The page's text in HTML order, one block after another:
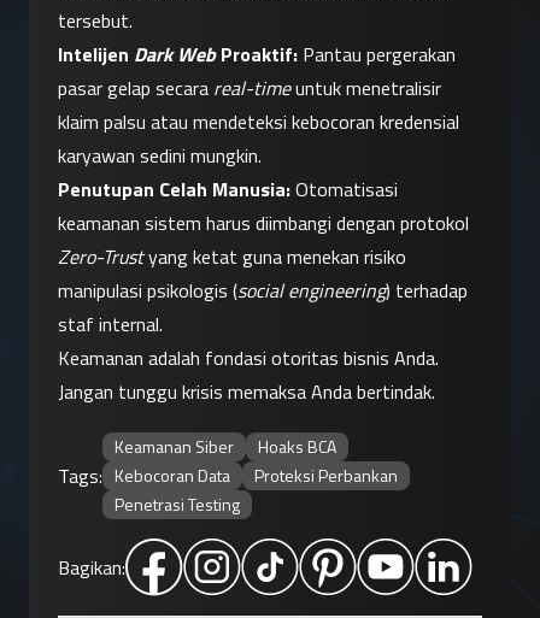
tersebut.
Intelijen Dark Web Proaktif: Pantau pergerakan
pasar gelap secara real-time untuk menetralisir
klaim palsu atau mendeteksi kebocoran kredensial
karyawan sedini mungkin.
Penutupan Celah Manusia: Otomatisasi
Zero-Trust yang ketat guna menekan risiko
manipulasi psikologis (social engineering) terhadap
staf internal.
Keamanan adalah fondasi otoritas bisnis Anda.
Jangan tunggu krisis memaksa Anda bertindak.
Tags:
Keamanan Siber
Hoaks BCA
Kebocoran Data
Proteksi Perbankan
Penetrasi Testing
Bagikan: